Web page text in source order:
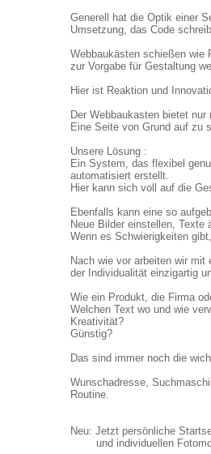
Generell hat die Optik einer
Umsetzung, das Code
Webbaukästen schießen wie
zur Vorgabe für Gestaltung
Hier ist Reaktion und
Der Webbaukasten bietet
Eine Seite von Grund auf zu
Unsere Lösung :
Ein System, das flexibel
automatisiert erstellt.
Hier kann sich voll auf die
Ebenfalls kann eine so
Neue Bilder einstellen, Texte
Wenn es Schwierigkeiten
Nach wie vor arbeiten wir
der Individualität einzigartig
Wie ein Produkt, die Firma
Welchen Text wo und wie
Kreativität?
Günstig?
Das sind immer noch die
Wunschadresse,
Routine.
Neu: Jetzt persönliche
und individuellen